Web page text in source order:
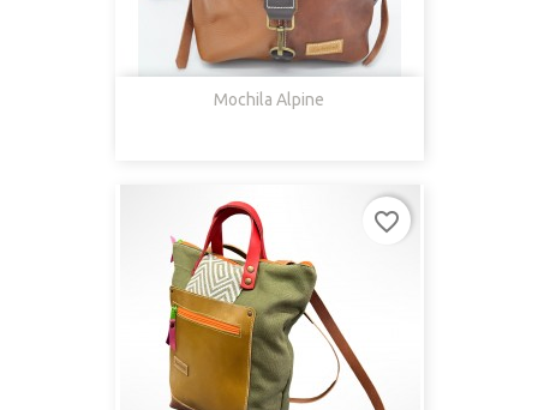
Mochila Alpine
favorite_border